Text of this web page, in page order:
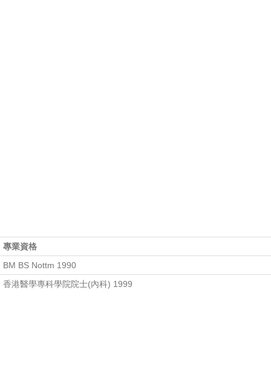
專業資格
BM BS Nottm 1990
香港醫學專科學院院士(內科) 1999